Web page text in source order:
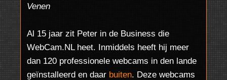
Venen
Al 15 jaar zit Peter in de Business die
WebCam.NL heet. Inmiddels heeft hij meer
dan 120 professionele webcams in den lande
geïnstalleerd en daar buiten. Deze webcams